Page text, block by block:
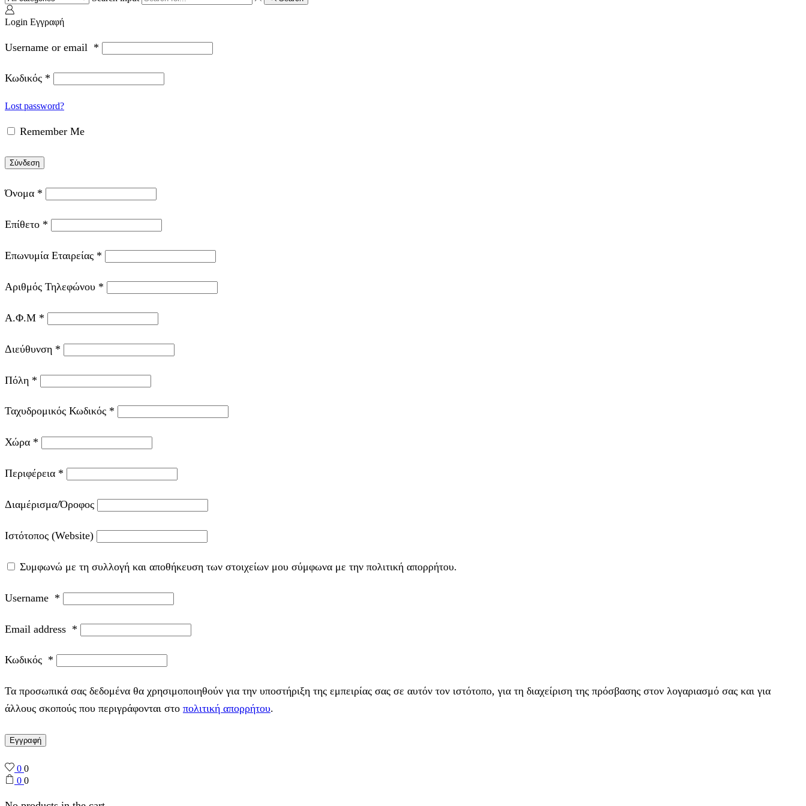
Login Εγγραφή
Username or email *
Κωδικός *
Lost password?
Remember Me
Σύνδεση
Όνομα *
Επίθετο *
Επωνυμία Εταιρείας *
Αριθμός Τηλεφώνου *
Α.Φ.Μ *
Διεύθυνση *
Πόλη *
Ταχυδρομικός Κωδικός *
Χώρα *
Περιφέρεια *
Διαμέρισμα/Όροφος
Ιστότοπος (Website)
Συμφωνώ με τη συλλογή και αποθήκευση των στοιχείων μου σύμφωνα με την πολιτική απορρήτου.
Username *
Email address *
Κωδικός *
Τα προσωπικά σας δεδομένα θα χρησιμοποιηθούν για την υποστήριξη της εμπειρίας σας σε αυτόν τον ιστότοπο, για τη διαχείριση της πρόσβασης στον λογαριασμό σας και για
άλλους σκοπούς που περιγράφονται στο πολιτική απορρήτου.
Εγγραφή
0 0
0 0